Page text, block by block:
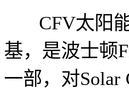
CFV太阳
基，是波士顿
一部，对Solar